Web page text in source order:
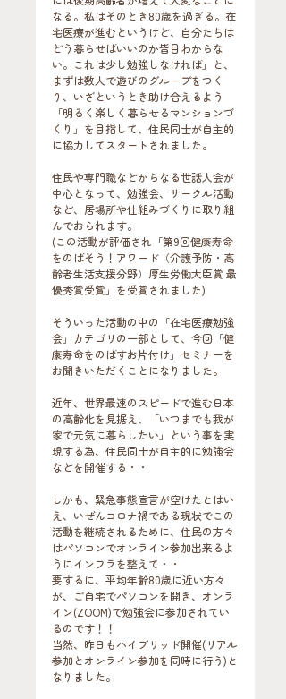
なる。私はそのとき80歳を過ぎる。在
宅医療が進むというけど、自分たちは
どう暮らせばいいのか皆目わからな
い。これは少し勉強しなければ」と、
まずは数人で遊びのグループをつく
り、いざというとき助け合えるよう
「明るく楽しく暮らせるマンションづ
くり」を目指して、住民同士が自主的
に協力してスタートされました。
住民や専門職などからなる世話人会が
中心となって、勉強会、サークル活動
など、居場所や仕組みづくりに取り組
んでおられます。
(この活動が評価され「第9回健康寿命
をのばそう！アワード（介護予防・高
齢者生活支援分野）厚生労働大臣賞 最
優秀賞受賞」を受賞されました)
そういった活動の中の「在宅医療勉強
会」カテゴリの一部として、今回「健
康寿命をのばすお片付け」セミナーを
お聞きいただくことになりました。
近年、世界最速のスピードで進む日本
の高齢化を見据え、「いつまでも我が
家で元気に暮らしたい」という事を実
現する為、住民同士が自主的に勉強会
などを開催する・・
しかも、緊急事態宣言が空けたとはい
え、いぜんコロナ禍である現状でこの
活動を継続されるために、住民の方々
はパソコンでオンライン参加出来るよ
うにインフラを整えて・・
要するに、平均年齢80歳に近い方々
が、ご自宅でパソコンを開き、オンラ
イン(ZOOM)で勉強会に参加されてい
るのです！！
当然、昨日もハイブリッド開催(リアル
参加とオンライン参加を同時に行う)と
なりました。